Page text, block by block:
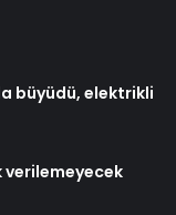
büyüdü, elektrikli
verilemeyecek